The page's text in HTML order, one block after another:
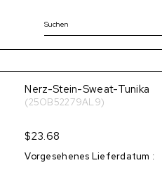
Nerz-Stein-Sweat-Tunika
(25OB52279AL9)
$23.68
Vorgesehenes Lieferdatum :